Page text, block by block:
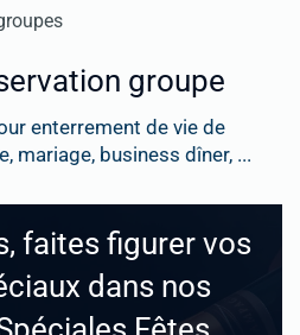
groupe
enterrement de vie de
mariage, business dîner, ...
faites figurer vos
dans nos